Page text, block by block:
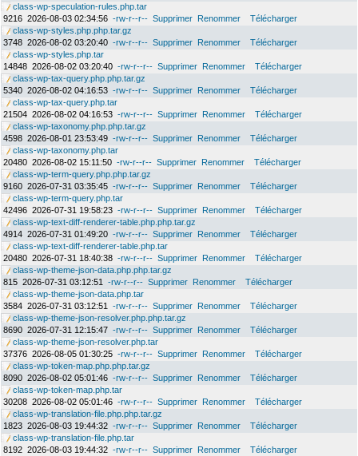
class-wp-speculation-rules.php.tar
9216 2026-08-03 02:34:56 -rw-r--r-- Supprimer Renommer
Télécharger
class-wp-styles.php.php.tar.gz
3748 2026-08-02 03:20:40 -rw-r--r-- Supprimer Renommer
Télécharger
class-wp-styles.php.tar
14848 2026-08-02 03:20:40 -rw-r--r-- Supprimer Renommer
Télécharger
class-wp-tax-query.php.php.tar.gz
5340 2026-08-02 04:16:53 -rw-r--r-- Supprimer Renommer
Télécharger
class-wp-tax-query.php.tar
21504 2026-08-02 04:16:53 -rw-r--r-- Supprimer Renommer
Télécharger
class-wp-taxonomy.php.php.tar.gz
4598 2026-08-01 23:53:49 -rw-r--r-- Supprimer Renommer
Télécharger
class-wp-taxonomy.php.tar
20480 2026-08-02 15:11:50 -rw-r--r-- Supprimer Renommer
Télécharger
class-wp-term-query.php.php.tar.gz
9160 2026-07-31 03:35:45 -rw-r--r-- Supprimer Renommer
Télécharger
class-wp-term-query.php.tar
42496 2026-07-31 19:58:23 -rw-r--r-- Supprimer Renommer
Télécharger
class-wp-text-diff-renderer-table.php.php.tar.gz
4914 2026-07-31 01:49:20 -rw-r--r-- Supprimer Renommer
Télécharger
class-wp-text-diff-renderer-table.php.tar
20480 2026-07-31 18:40:38 -rw-r--r-- Supprimer Renommer
Télécharger
class-wp-theme-json-data.php.php.tar.gz
815 2026-07-31 03:12:51 -rw-r--r-- Supprimer Renommer
Télécharger
class-wp-theme-json-data.php.tar
3584 2026-07-31 03:12:51 -rw-r--r-- Supprimer Renommer
Télécharger
class-wp-theme-json-resolver.php.php.tar.gz
8690 2026-07-31 12:15:47 -rw-r--r-- Supprimer Renommer
Télécharger
class-wp-theme-json-resolver.php.tar
37376 2026-08-05 01:30:25 -rw-r--r-- Supprimer Renommer
Télécharger
class-wp-token-map.php.php.tar.gz
8090 2026-08-02 05:01:46 -rw-r--r-- Supprimer Renommer
Télécharger
class-wp-token-map.php.tar
30208 2026-08-02 05:01:46 -rw-r--r-- Supprimer Renommer
Télécharger
class-wp-translation-file.php.php.tar.gz
1823 2026-08-03 19:44:32 -rw-r--r-- Supprimer Renommer
Télécharger
class-wp-translation-file.php.tar
8192 2026-08-03 19:44:32 -rw-r--r-- Supprimer Renommer
Télécharger